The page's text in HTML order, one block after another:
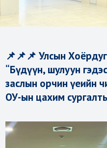
📌📌📌 Улсын
“Бүдүүн, шулуун
заслын орчин үеийн
ОУ-ын цахим